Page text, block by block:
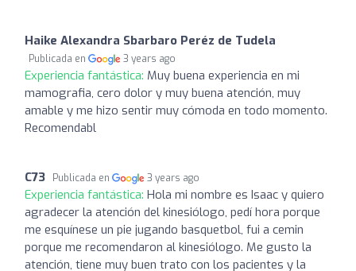
Haike Alexandra Sbarbaro Peréz de Tudela
Publicada en 3 years ago
Experiencia fantástica: Muy buena experiencia en mi
mamografia, cero dolor y muy buena atención, muy
amable y me hizo sentir muy cómoda en todo momento.
Recomendabl
C73 Publicada en 3 years ago
Experiencia fantástica: Hola mi nombre es Isaac y quiero
agradecer la atención del kinesiólogo, pedí hora porque
me esquínese un pie jugando basquetbol, fui a cemin
porque me recomendaron al kinesiólogo. Me gusto la
atención, tiene muy buen trato con los pacientes y la